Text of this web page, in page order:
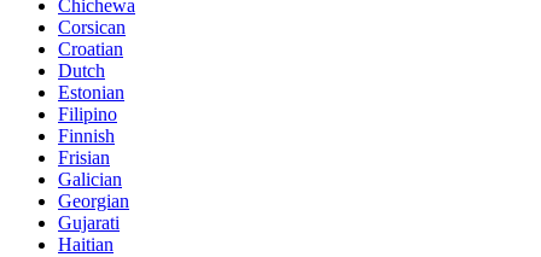
Chichewa
Corsican
Croatian
Dutch
Estonian
Filipino
Finnish
Frisian
Galician
Georgian
Gujarati
Haitian